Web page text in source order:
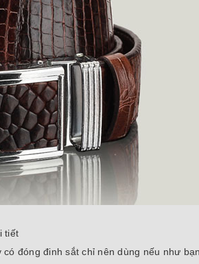
tiết
đóng đinh sắt chỉ nên dùng nếu như